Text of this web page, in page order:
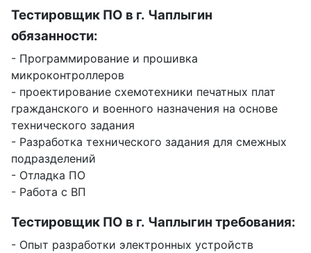
Тестировщик ПО в г. Чаплыгин
обязанности:
- Программирование и прошивка
микроконтроллеров
- проектирование схемотехники печатных плат
гражданского и военного назначения на основе
технического задания
- Разработка технического задания для смежных
подразделений
- Отладка ПО
- Работа с ВП
Тестировщик ПО в г. Чаплыгин требования:
- Опыт разработки электронных устройств